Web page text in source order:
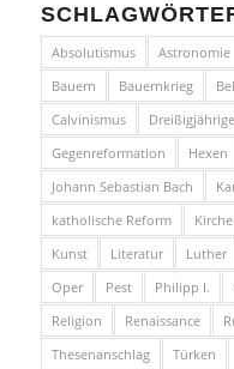
Absolutismus Astronomie
Bauern
Bauernkrieg
Calvinismus
Gegenreformation
Hexen
Johann Sebastian Bach
katholische Reform
Kunst
Literatur Luther
Oper
Pest Philipp I.
Religion
Renaissance
Thesenanschlag
Türken